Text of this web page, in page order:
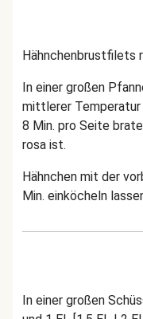
Hähnchenbrustfilets
In einer großen
mittlerer
8 Min. pro Seite
rosa ist.
Hähnchen mit der
Min. einköcheln
In einer großen